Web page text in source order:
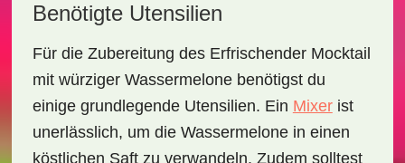
Benötigte Utensilien
Für die Zubereitung des Erfrischender Mocktail
mit würziger Wassermelonebenötigst du
einige grundlegende Utensilien. Ein Mixerist
unerlässlich, um die Wassermelone in einen
köstlichen Saft zu verwandeln. Zudem solltest